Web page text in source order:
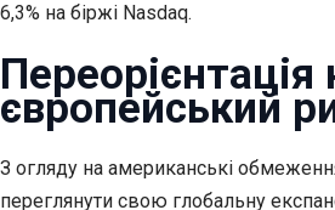
6,3% на біржі Nasdaq.
Переорієнтація
європейський
З огляду на американські
переглянути свою глобальну